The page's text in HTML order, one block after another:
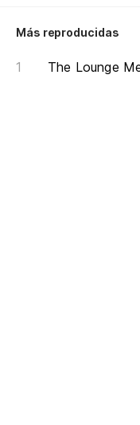
Más reproducidas
The Lounge